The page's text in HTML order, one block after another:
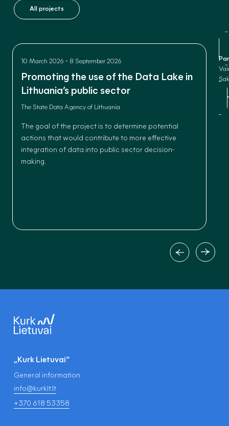
All projects
10 March 2026 - 8 September 2026
Promoting the use of the Data Lake in
Lithuania’s public sector
The State Data Agency of Lithuania
The goal of the project is to determine potential
actions that would contribute to more effective
integration of data into public sector decision-
making.
„Kurk Lietuvai“
General information
info@kurklt.lt
+370 618 53358